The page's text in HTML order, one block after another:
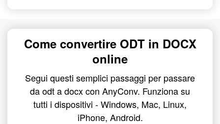
Come convertire ODT in DOCX
online
Segui questi semplici passaggi per passare
da odt a docx con AnyConv. Funziona su
tutti i dispositivi - Windows, Mac, Linux,
iPhone, Android.